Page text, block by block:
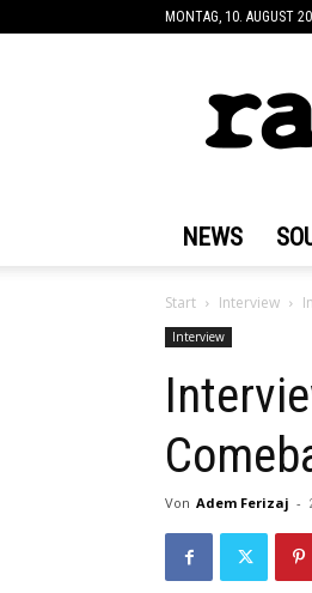
MONTAG, 10. AUGUST
NEWS
Start Interview
Interview
Von Adem Ferizaj -